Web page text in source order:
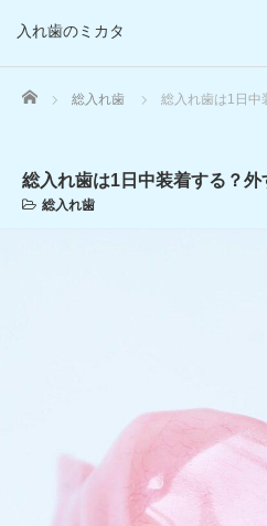
入れ歯のミカタ
Home 総入れ歯 総入れ歯は1日中
総入れ歯は1日中装着する？
総入れ歯